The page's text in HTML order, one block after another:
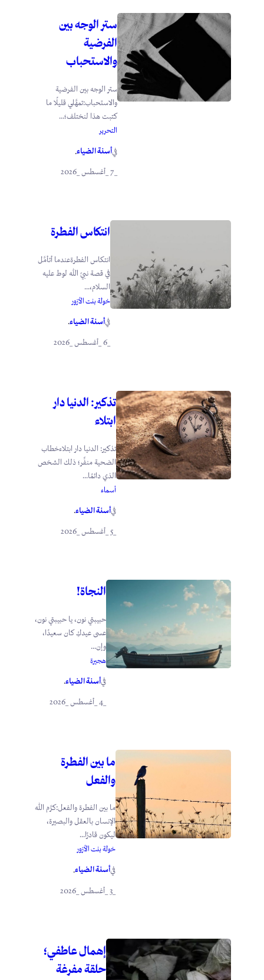
ستر الوجه بين
الفرضية
والاستحباب
ستر الوجه بين الفرضية
والاستحباب:تمهَّلي قليلًا ما
كتبت هذا لنختلف؛...
التحرير
فيأسنة الضياء.
انتكاس الفطرة
انتكاس الفطرةعندما أتأمَّل
في قصة نبيّ الله لوط عليه
السلام،...
خولة بنت الأزور
فيأسنة الضياء.
تذكير: الدنيا دار
ابتلاء
تذكير: الدنيا دار ابتلاءخطاب
الضحية منفِّر؛ ذلك الشخص
الذي دائمًا...
أسماء
فيأسنة الضياء.
_5 _أغسطس _2026
النجاة!
حبيبتي نون، يا حبيبتي نون،
عسى عيدكِ كان سعيدًا،
وإن...
هجيرة
فيأسنة الضياء.
_4 _أغسطس _2026
ما بين الفطرة
والفعل
ما بين الفطرة والفعل:كرَّم الله
الإنسان بالعقل والبصيرة،
ليكون قادرًا...
خولة بنت الأزور
فيأسنة الضياء.
إهمال عاطفي؛
حلقة مفرغة